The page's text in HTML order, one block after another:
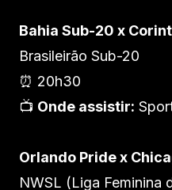
Bahia Sub-20 x
Brasileirão Sub-20
⏰ 20h30
📺 Onde assistir:
Orlando Pride x
NWSL (Liga Feminina